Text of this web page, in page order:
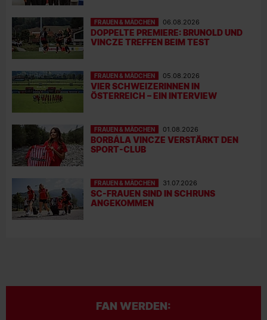
FRAUEN & MÄDCHEN 06.08.2026
DOPPELTE PREMIERE: BRUNOLD UND
VINCZE TREFFEN BEIM TEST
FRAUEN & MÄDCHEN 05.08.2026
VIER SCHWEIZERINNEN IN
ÖSTERREICH – EIN INTERVIEW
FRAUEN & MÄDCHEN 01.08.2026
BORBÁLA VINCZE VERSTÄRKT DEN
SPORT-CLUB
FRAUEN & MÄDCHEN 31.07.2026
SC-FRAUEN SIND IN SCHRUNS
ANGEKOMMEN
FAN WERDEN: